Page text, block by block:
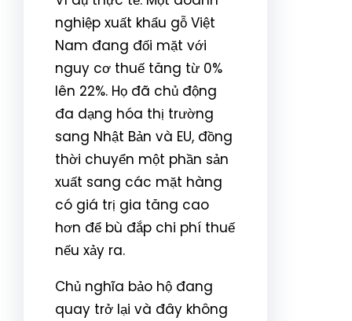
nghiệp xuất khẩu gỗ Việt
Nam đang đối mặt với
nguy cơ thuế tăng từ 0%
lên 22%. Họ đã chủ động
đa dạng hóa thị trường
sang Nhật Bản và EU, đồng
thời chuyển một phần sản
xuất sang các mặt hàng
có giá trị gia tăng cao
hơn để bù đắp chi phí thuế
nếu xảy ra.
Chủ nghĩa bảo hộ đang
quay trở lại và đây không